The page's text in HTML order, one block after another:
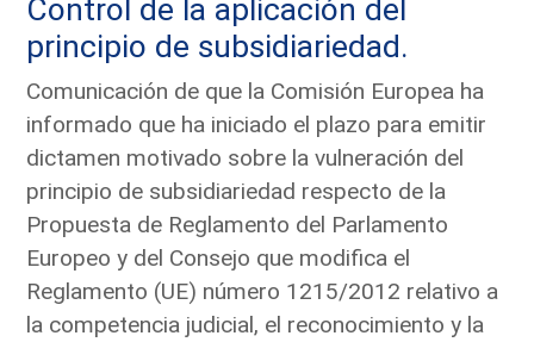
Control de la aplicación del
principio de subsidiariedad.
Comunicación de que la Comisión Europea ha
informado que ha iniciado el plazo para emitir
dictamen motivado sobre la vulneración del
principio de subsidiariedad respecto de la
Propuesta de Reglamento del Parlamento
Europeo y del Consejo que modifica el
Reglamento (UE) número 1215/2012 relativo a
la competencia judicial, el reconocimiento y la